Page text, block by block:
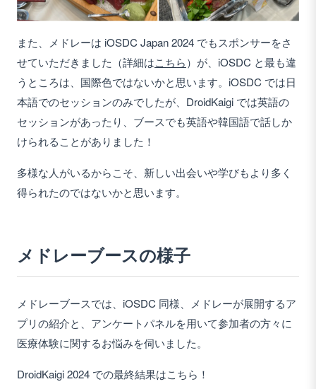
また、メドレーは iOSDC Japan 2024 でもスポンサーをさ
せていただきました（詳細はこちら）が、iOSDC と最も違
うところは、国際色ではないかと思います。iOSDC では日
本語でのセッションのみでしたが、DroidKaigi では英語の
セッションがあったり、ブースでも英語や韓国語で話しか
けられることがありました！
多様な人がいるからこそ、新しい出会いや学びもより多く
得られたのではないかと思います。
メドレーブースの様子
メドレーブースでは、iOSDC 同様、メドレーが展開するア
プリの紹介と、アンケートパネルを用いて参加者の方々に
医療体験に関するお悩みを伺いました。
DroidKaigi 2024 での最終結果はこちら！